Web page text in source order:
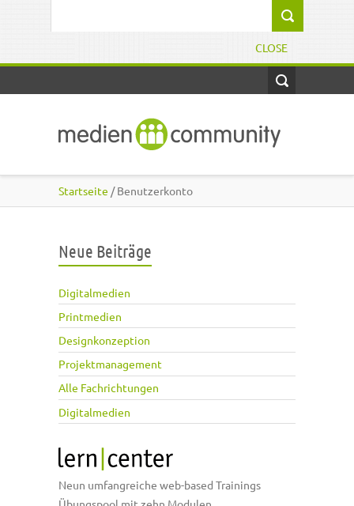
CLOSE
Startseite / Benutzerkonto
Neue Beiträge
Digitalmedien
Printmedien
Designkonzeption
Projektmanagement
Alle Fachrichtungen
Digitalmedien
Neun umfangreiche web-based Trainings